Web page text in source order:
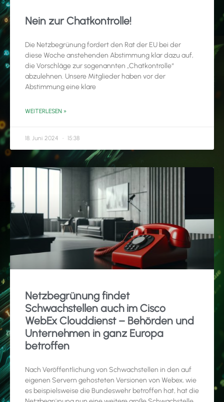
Nein zur Chatkontrolle!
Die Netzbegrünung fordert den Rat der EU bei der
diese Woche anstehenden Abstimmung klar dazu auf,
die Vorschläge zur sogenannten „Chatkontrolle“
abzulehnen. Unsere Mitglieder haben vor der
Abstimmung eine klare
WEITERLESEN »
18. Juni 2024 15:38
Netzbegrünung findet
Schwachstellen auch im Cisco
WebEx Clouddienst – Behörden und
Unternehmen in ganz Europa
betroffen
Nach Veröffentlichung von Schwachstellen in den auf
eigenen Servern gehosteten Versionen von Webex, wie
es beispielsweise die Bundeswehr betroffen hat, hat die